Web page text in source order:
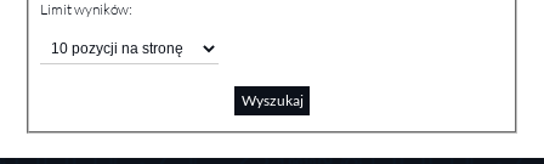
Limit wyników:
Wyszukaj